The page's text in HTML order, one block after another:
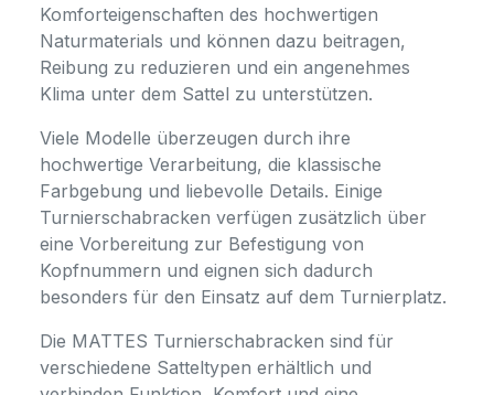
Komforteigenschaften des hochwertigen
Naturmaterials und können dazu beitragen,
Reibung zu reduzieren und ein angenehmes
Klima unter dem Sattel zu unterstützen.
Viele Modelle überzeugen durch ihre
hochwertige Verarbeitung, die klassische
Farbgebung und liebevolle Details. Einige
Turnierschabracken verfügen zusätzlich über
eine Vorbereitung zur Befestigung von
Kopfnummern und eignen sich dadurch
besonders für den Einsatz auf dem Turnierplatz.
Die MATTES Turnierschabracken sind für
verschiedene Satteltypen erhältlich und